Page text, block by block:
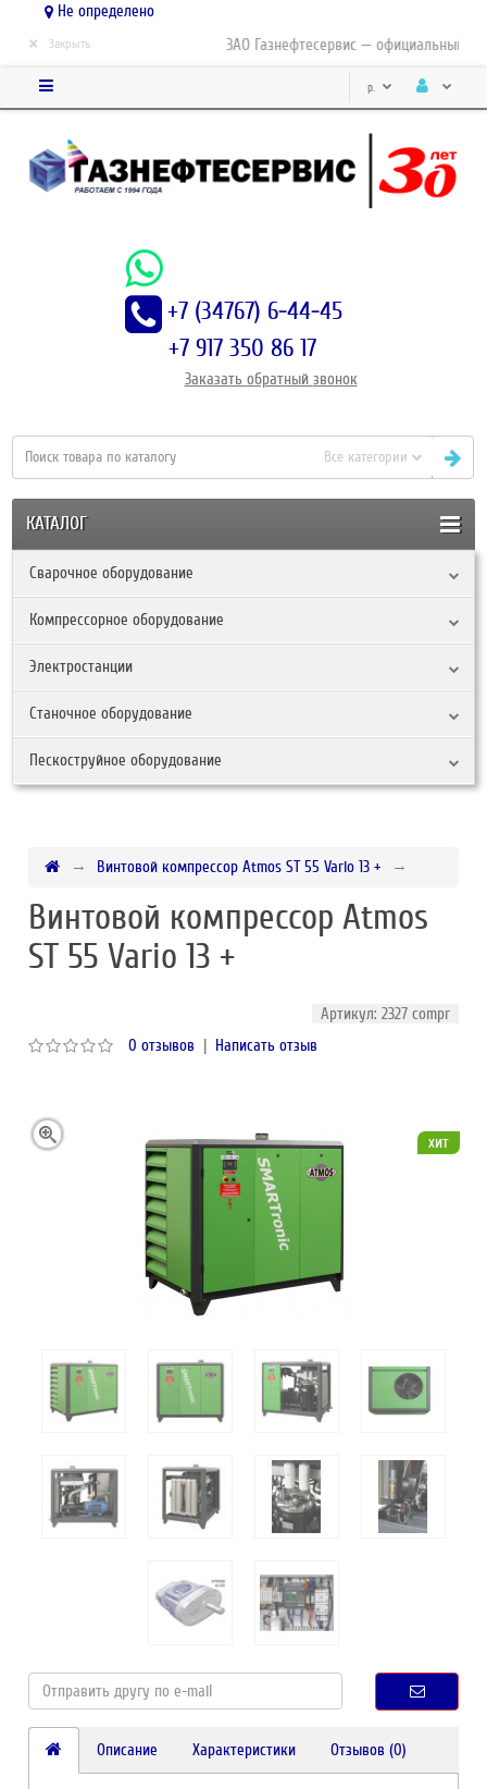
Не определено
ЗАО Газнефтесервис — официальный
× Закрыть
р.
+7 (34767) 6-44-45
+7 917 350 86 17
Заказать обратный звонок
Все категории
КАТАЛОГ
Сварочное оборудование
Компрессорное оборудование
Электростанции
Станочное оборудование
Пескоструйное оборудование
Винтовой компрессор Atmos ST 55 Vario 13 +
Винтовой компрессор Atmos
ST 55 Vario 13 +
Артикул: 2327 compr
0 отзывов | Написать отзыв
хит
Описание Характеристики Отзывов (0)